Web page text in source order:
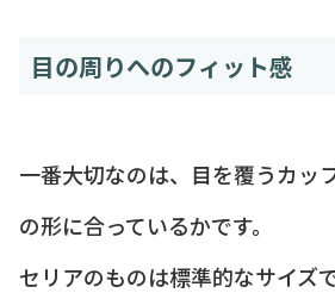
目の周りへのフィット感
一番大切なのは、目を覆うカッ
の形に合っているかです。
セリアのものは標準的なサイズで